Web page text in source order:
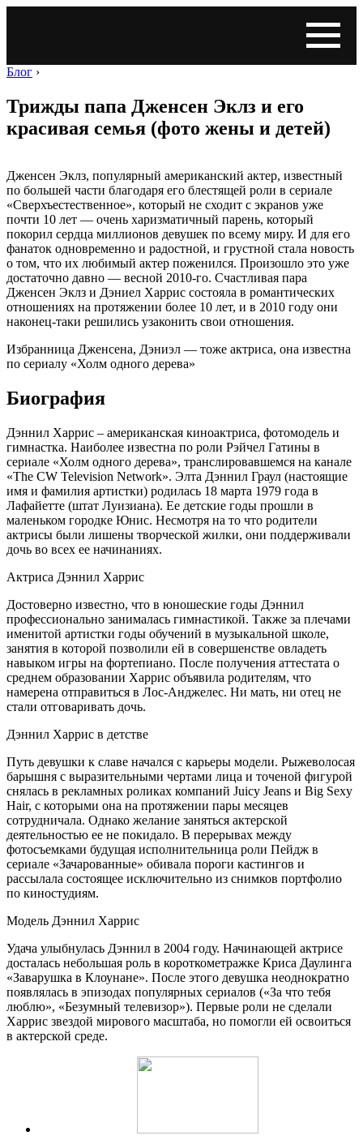
Блог ›
Трижды папа Дженсен Эклз и его
красивая семья (фото жены и детей)
Дженсен Эклз, популярный американский актер, известный
по большей части благодаря его блестящей роли в сериале
«Сверхъестественное», который не сходит с экранов уже
почти 10 лет — очень харизматичный парень, который
покорил сердца миллионов девушек по всему миру. И для его
фанаток одновременно и радостной, и грустной стала новость
о том, что их любимый актер поженился. Произошло это уже
достаточно давно — весной 2010-го. Счастливая пара
Дженсен Эклз и Дэниел Харрис состояла в романтических
отношениях на протяжении более 10 лет, и в 2010 году они
наконец-таки решились узаконить свои отношения.
Избранница Дженсена, Дэниэл — тоже актриса, она известна
по сериалу «Холм одного дерева»
Биография
Дэннил Харрис – американская киноактриса, фотомодель и
гимнастка. Наиболее известна по роли Рэйчел Гатины в
сериале «Холм одного дерева», транслировавшемся на канале
«The CW Television Network». Элта Дэннил Граул (настоящие
имя и фамилия артистки) родилась 18 марта 1979 года в
Лафайетте (штат Луизиана). Ее детские годы прошли в
маленьком городке Юнис. Несмотря на то что родители
актрисы были лишены творческой жилки, они поддерживали
дочь во всех ее начинаниях.
Актриса Дэннил Харрис
Достоверно известно, что в юношеские годы Дэннил
профессионально занималась гимнастикой. Также за плечами
именитой артистки годы обучений в музыкальной школе,
занятия в которой позволили ей в совершенстве овладеть
навыком игры на фортепиано. После получения аттестата о
среднем образовании Харрис объявила родителям, что
намерена отправиться в Лос-Анджелес. Ни мать, ни отец не
стали отговаривать дочь.
Дэннил Харрис в детстве
Путь девушки к славе начался с карьеры модели. Рыжеволосая
барышня с выразительными чертами лица и точеной фигурой
снялась в рекламных роликах компаний Juicy Jeans и Big Sexy
Hair, с которыми она на протяжении пары месяцев
сотрудничала. Однако желание заняться актерской
деятельностью ее не покидало. В перерывах между
фотосъемками будущая исполнительница роли Пейдж в
сериале «Зачарованные» обивала пороги кастингов и
рассылала состоящее исключительно из снимков портфолио
по киностудиям.
Модель Дэннил Харрис
Удача улыбнулась Дэннил в 2004 году. Начинающей актрисе
досталась небольшая роль в короткометражке Криса Даулинга
«Заварушка в Клоунане». После этого девушка неоднократно
появлялась в эпизодах популярных сериалов («За что тебя
люблю», «Безумный телевизор»). Первые роли не сделали
Харрис звездой мирового масштаба, но помогли ей освоиться
в актерской среде.